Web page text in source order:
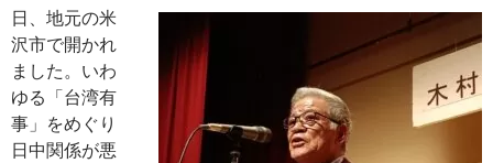
日、地元の米
沢市で開かれ
ました。いわ
ゆる「台湾有
事」をめぐり
日中関係が悪